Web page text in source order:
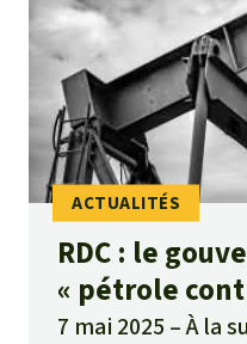
RDC : le
« pétrole
7 mai 2025
À la